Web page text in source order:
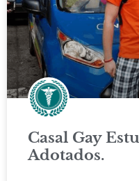
Casal Gay
Adotados.